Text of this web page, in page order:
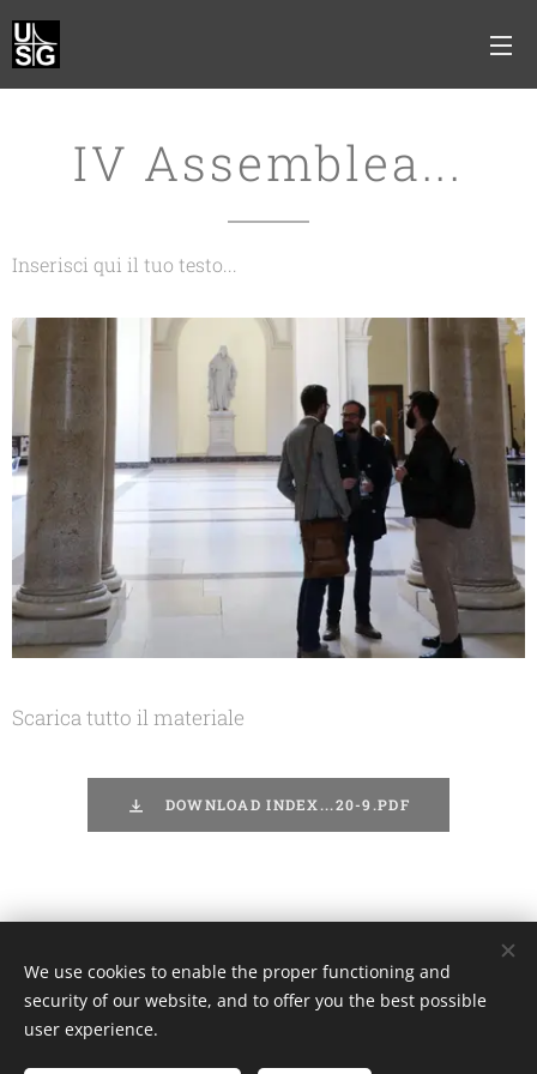
IV Assemblea...
Inserisci qui il tuo testo...
Scarica tutto il materiale
DOWNLOAD INDEX...20-9.PDF
Unione Superiori Generali - Via dei Penitenzieri 19 -00193 ROMA
We use cookies to enable the proper functioning and
security of our website, and to offer you the best possible
user experience.